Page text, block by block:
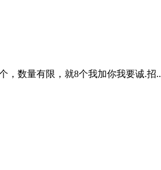
，数量有限，就8个我加你我要诚.招..